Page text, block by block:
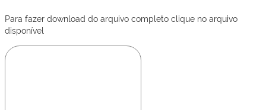
Para fazer download do arquivo completo clique no arquivo
disponível